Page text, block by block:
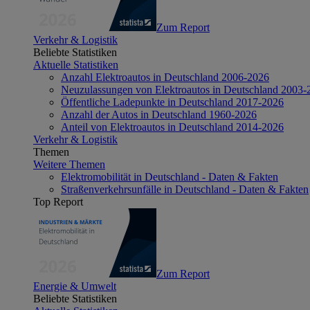
Zum Report
Verkehr & Logistik
Beliebte Statistiken
Aktuelle Statistiken
Anzahl Elektroautos in Deutschland 2006-2026
Neuzulassungen von Elektroautos in Deutschland 2003-
Öffentliche Ladepunkte in Deutschland 2017-2026
Anzahl der Autos in Deutschland 1960-2026
Anteil von Elektroautos in Deutschland 2014-2026
Verkehr & Logistik
Themen
Weitere Themen
Elektromobilität in Deutschland - Daten & Fakten
Straßenverkehrsunfälle in Deutschland - Daten & Fakten
Top Report
Zum Report
Energie & Umwelt
Beliebte Statistiken